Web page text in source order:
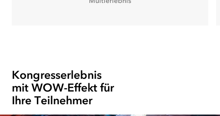
von
3
Kongresserlebnis
mit WOW-Effekt für
Ihre Teilnehmer